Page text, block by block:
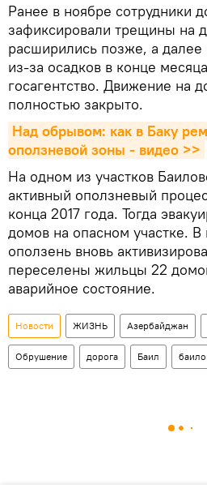
Ранее в ноябре сотрудники
зафиксировали трещины на
расширились позже, а
из-за осадков в конце
госагентство. Движение на
полностью закрыто.
Над обрывом: как в Баку
оползневой зоны - видео >>
На одном из участков
активный оползневый
конца 2017 года. Тогда
домов на опасном участке. В
оползень вновь
переселены жильцы 22
аварийное состояние.
Новости ЖИЗНЬ Азербайджан
Обрушение дорога Баил